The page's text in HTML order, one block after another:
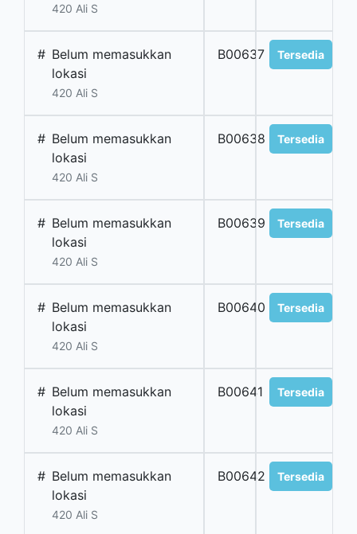
420 Ali S
# Belum memasukkan
lokasi
420 Ali S
B00637 Tersedia
# Belum memasukkan
lokasi
420 Ali S
B00638 Tersedia
# Belum memasukkan
lokasi
420 Ali S
B00639 Tersedia
# Belum memasukkan
lokasi
420 Ali S
B00640 Tersedia
# Belum memasukkan
lokasi
420 Ali S
B00641 Tersedia
# Belum memasukkan
lokasi
420 Ali S
B00642 Tersedia